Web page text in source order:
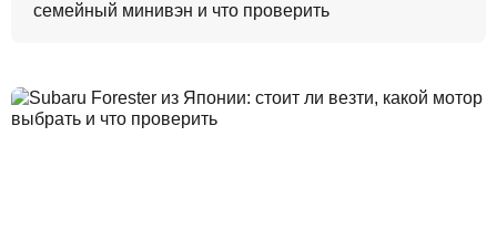
семейный минивэн и что проверить